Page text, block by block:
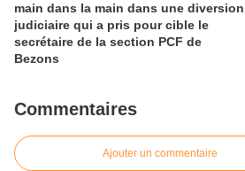
main dans la main dans une diversion
judiciaire qui a pris pour cible le
secrétaire de la section PCF de
Bezons
Commentaires
Ajouter un commentaire